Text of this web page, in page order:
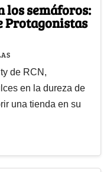
los semáforos:
Protagonistas
de RCN,
en la dureza de
una tienda en su